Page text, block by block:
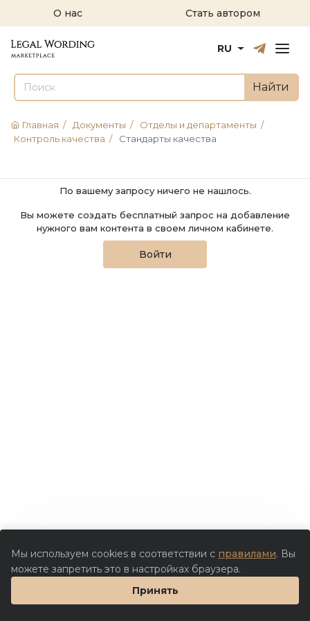
О нас Стать автором
РусскийEnglish
RU
Найти
Главная / Документы / Отделы и департаменты /
Контроль качества / Стандарты качества
По вашему запросу ничего не нашлось.
Вы можете создать бесплатный запрос на добавление
нужного вам контента в своем личном кабинете.
Войти
Мы используем cookies в соответствии с правилами. Вы
можете запретить это в настройках браузера.
Принять